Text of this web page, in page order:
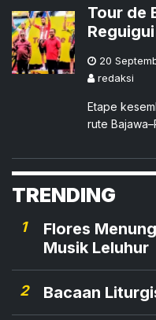
asrama
Cibal,
Tour de
Rakyat
20
redaksi
Etape
rute
TRENDING
1
Flores
Musik Leluhur
2 Bacaan